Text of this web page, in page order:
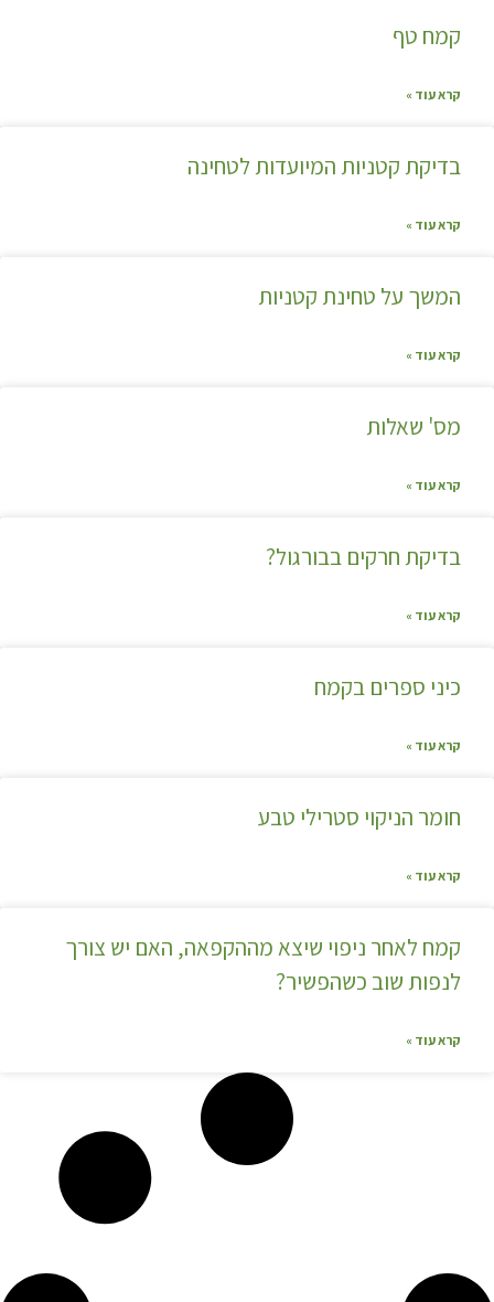
קמח טף
קרא עוד »
בדיקת קטניות המיועדות לטחינה
קרא עוד »
המשך על טחינת קטניות
קרא עוד »
מס' שאלות
קרא עוד »
בדיקת חרקים בבורגול?
קרא עוד »
כיני ספרים בקמח
קרא עוד »
חומר הניקוי סטרילי טבע
קרא עוד »
קמח לאחר ניפוי שיצא מההקפאה, האם יש צורך
לנפות שוב כשהפשיר?
קרא עוד »